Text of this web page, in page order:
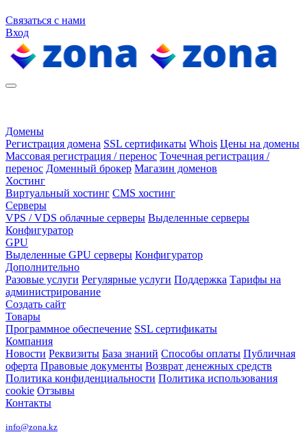
Связаться с нами
Вход
Домены
Регистрация домена SSL сертификаты Whois Цены на домены
Массовая регистрация / перенос Точечная регистрация /
перенос Доменный брокер Магазин доменов
Хостинг
Виртуальный хостинг CMS хостинг
Серверы
VPS / VDS облачные серверы Выделенные серверы
Конфигуратор
GPU
Выделенные GPU серверы Конфигуратор
Дополнительно
Разовые услуги Регулярные услуги Поддержка Тарифы на
администрирование
Создать сайт
Товары
Программное обеспечение SSL сертификаты
Компания
Новости Реквизиты База знаний Способы оплаты Публичная
оферта Правовые документы Возврат денежных средств
Политика конфиденциальности Политика использования
cookie Отзывы
Контакты
info@zona.kz